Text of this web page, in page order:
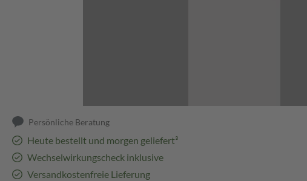
Persönliche Beratung
Heute bestellt und morgen geliefert³
Wechselwirkungscheck inklusive
Versandkostenfreie Lieferung